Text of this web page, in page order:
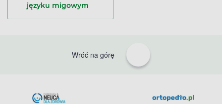
języku migowym
Wróć na górę